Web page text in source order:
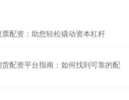
配资：助您轻松撬动资本杠杆
配资平台指南：如何找到可靠的配